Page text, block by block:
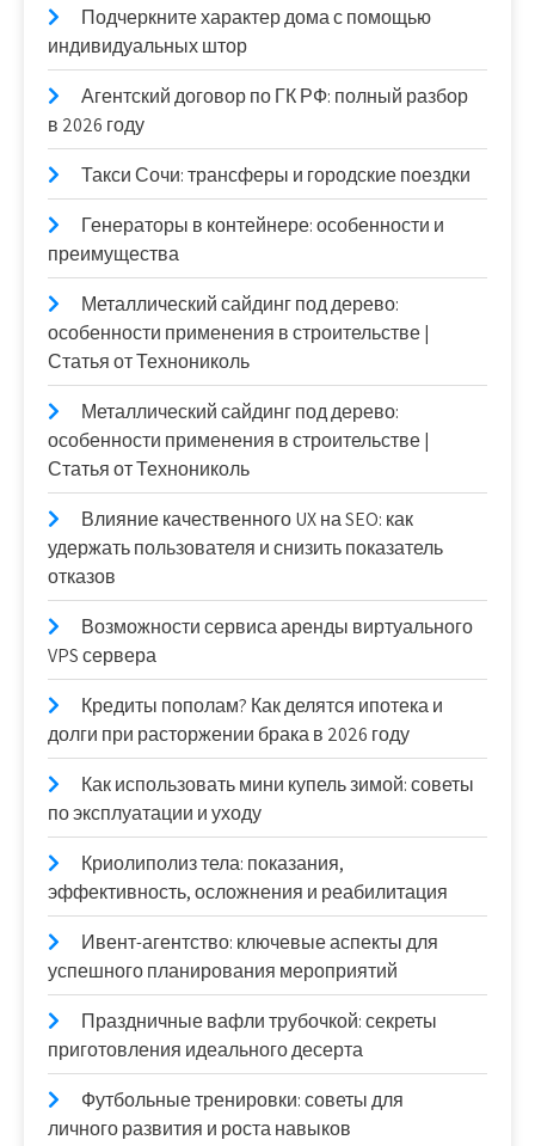
Подчеркните характер дома с помощью
индивидуальных штор
Агентский договор по ГК РФ: полный разбор
в 2026 году
Такси Сочи: трансферы и городские поездки
Генераторы в контейнере: особенности и
преимущества
Металлический сайдинг под дерево:
особенности применения в строительстве |
Статья от Технониколь
Металлический сайдинг под дерево:
особенности применения в строительстве |
Статья от Технониколь
Влияние качественного UX на SEO: как
удержать пользователя и снизить показатель
отказов
Возможности сервиса аренды виртуального
VPS сервера
Кредиты пополам? Как делятся ипотека и
долги при расторжении брака в 2026 году
Как использовать мини купель зимой: советы
по эксплуатации и уходу
Криолиполиз тела: показания,
эффективность, осложнения и реабилитация
Ивент-агентство: ключевые аспекты для
успешного планирования мероприятий
Праздничные вафли трубочкой: секреты
приготовления идеального десерта
Футбольные тренировки: советы для
личного развития и роста навыков